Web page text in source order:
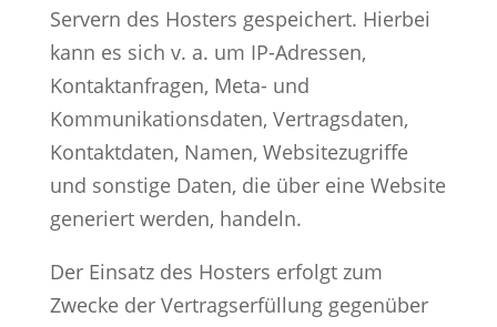
Servern des Hosters gespeichert. Hierbei
kann es sich v. a. um IP-Adressen,
Kontaktanfragen, Meta- und
Kommunikationsdaten, Vertragsdaten,
Kontaktdaten, Namen, Websitezugriffe
und sonstige Daten, die über eine Website
generiert werden, handeln.
Der Einsatz des Hosters erfolgt zum
Zwecke der Vertragserfüllung gegenüber